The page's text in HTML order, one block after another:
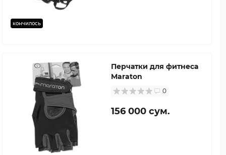
кончилось
Перчатки для фитнеса
Maraton
0
156 000 сум.